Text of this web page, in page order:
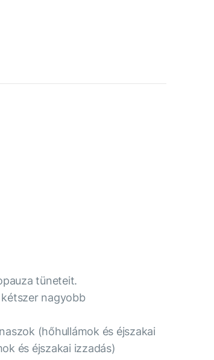
tüneteit.
nagyobb
(hőhullámok és éjszakai
és éjszakai izzadás)